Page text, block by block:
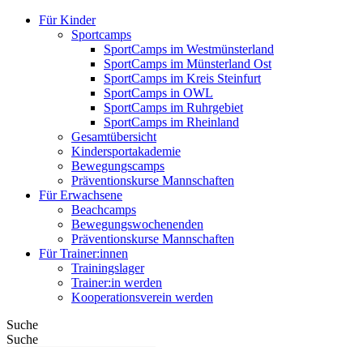
Für Kinder
Sportcamps
SportCamps im Westmünsterland
SportCamps im Münsterland Ost
SportCamps im Kreis Steinfurt
SportCamps in OWL
SportCamps im Ruhrgebiet
SportCamps im Rheinland
Gesamtübersicht
Kindersportakademie
Bewegungscamps
Präventionskurse Mannschaften
Für Erwachsene
Beachcamps
Bewegungswochenenden
Präventionskurse Mannschaften
Für Trainer:innen
Trainingslager
Trainer:in werden
Kooperationsverein werden
Suche
Suche